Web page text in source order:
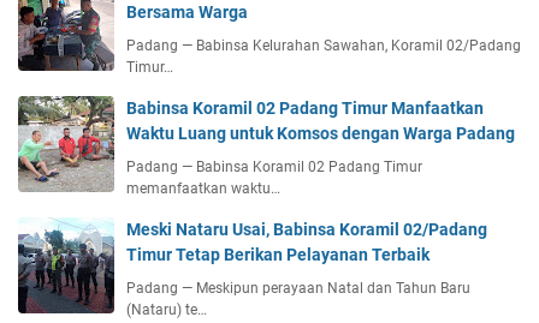
Bersama Warga
Padang — Babinsa Kelurahan Sawahan, Koramil 02/Padang
Timur…
Babinsa Koramil 02 Padang Timur Manfaatkan
Waktu Luang untuk Komsos dengan Warga Padang
Padang — Babinsa Koramil 02 Padang Timur
memanfaatkan waktu…
Meski Nataru Usai, Babinsa Koramil 02/Padang
Timur Tetap Berikan Pelayanan Terbaik
Padang — Meskipun perayaan Natal dan Tahun Baru
(Nataru) te…